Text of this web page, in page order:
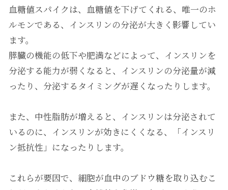
血糖値スパイクは、血糖値を下げてくれる、唯一のホ
ルモンである、インスリンの分泌が大きく影響してい
ます。
膵臓の機能の低下や肥満などによって、インスリンを
分泌する能力が弱くなると、インスリンの分泌量が減
ったり、分泌するタイミングが遅くなったりします。
また、中性脂肪が増えると、インスリンは分泌されて
いるのに、インスリンが効きにくくなる、「インスリ
ン抵抗性」になったりします。
これらが要因で、細胞が血中のブドウ糖を取り込むこ